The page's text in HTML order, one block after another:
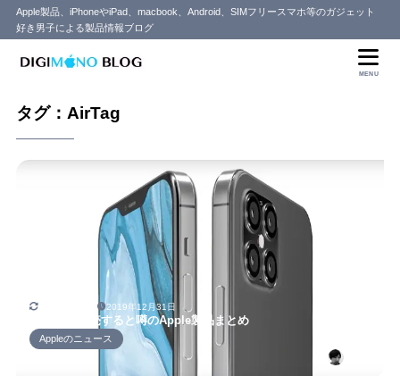
Apple製品、iPhoneやiPad、macbook、Android、SIMフリースマホ等のガジェット
好き男子による製品情報ブログ
MENU
タグ：AirTag
2020年1月1日 2019年12月31日
2020年に発売すると噂のApple製品まとめ
Appleのニュース